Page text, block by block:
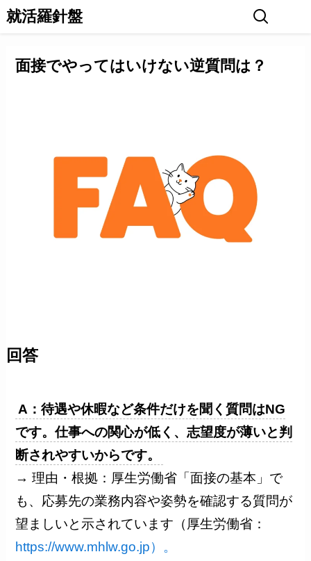
就活羅針盤
面接でやってはいけない逆質問は？
回答
A：待遇や休暇など条件だけを聞く質問はNG
です。仕事への関心が低く、志望度が薄いと判
断されやすいからです。
→ 理由・根拠：厚生労働省「面接の基本」で
も、応募先の業務内容や姿勢を確認する質問が
望ましいと示されています（厚生労働省：
https://www.mhlw.go.jp）。